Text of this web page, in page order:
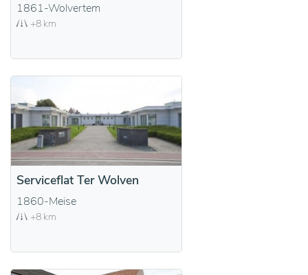
1861-Wolvertem
+8 km
Serviceflat Ter Wolven
1860-Meise
+8 km